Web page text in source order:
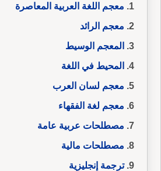
معجم اللغة العربية المعاصرة
معجم الرائد
المعجم الوسيط
المحيط في اللغة
معجم لسان العرب
معجم لغة الفقهاء
مصطلحات عربية عامة
مصطلحات مالية
ترجمة إنجليزية